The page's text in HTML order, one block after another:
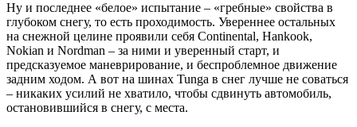
Ну и последнее «белое» испытание – «гребные» свойства в
глубоком снегу, то есть проходимость. Увереннее остальных
на снежной целине проявили себя Continental, Hankook,
Nokian и Nordman – за ними и уверенный старт, и
предсказуемое маневрирование, и беспроблемное движение
задним ходом. А вот на шинах Tunga в снег лучше не соваться
– никаких усилий не хватило, чтобы сдвинуть автомобиль,
остановившийся в снегу, с места.